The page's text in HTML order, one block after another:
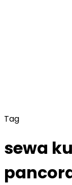
Tag
sewa